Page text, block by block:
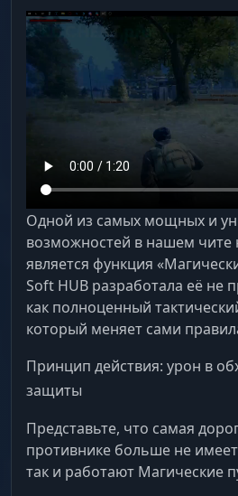
Одной из самых мощных и
возможностей в нашем чите
является функция
Soft HUB разработала её не
как полноценный
который меняет сами
Принцип действия: урон в
защиты
Представьте, что самая
противнике больше не
так и работают Магические